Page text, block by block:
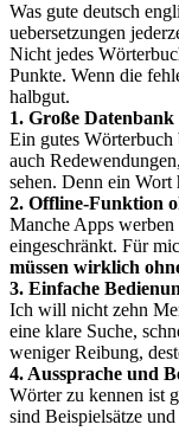
Was gute deutsch
uebersetzungen
Nicht jedes
Punkte. Wenn die
halbgut.
1. Große Datenbank
Ein gutes
auch
sehen. Denn ein
2. Offline-Funktion
Manche Apps
eingeschränkt. Für
müssen wirklich
3. Einfache
Ich will nicht zehn
eine klare Suche,
weniger Reibung,
4. Aussprache und
Wörter zu kennen ist
sind Beispielsätze